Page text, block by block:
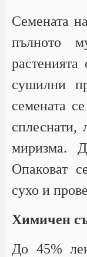
Семената
пълното
сушилни
семената
сплеснати,
миризма.
Опаковат
сухо и
Химичен
До 45%